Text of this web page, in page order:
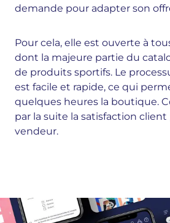
demande pour adapter son
Pour cela, elle est ouverte à
dont la majeure partie du
de produits sportifs. Le
est facile et rapide, ce qui
quelques heures la boutique.
par la suite la satisfaction
vendeur.